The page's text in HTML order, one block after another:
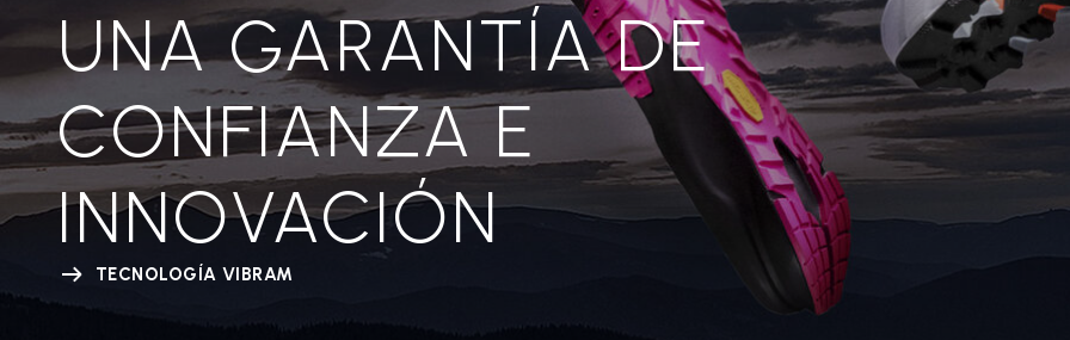
UNA GARANTÍA DE
CONFIANZA E
INNOVACIÓN
TECNOLOGÍA VIBRAM